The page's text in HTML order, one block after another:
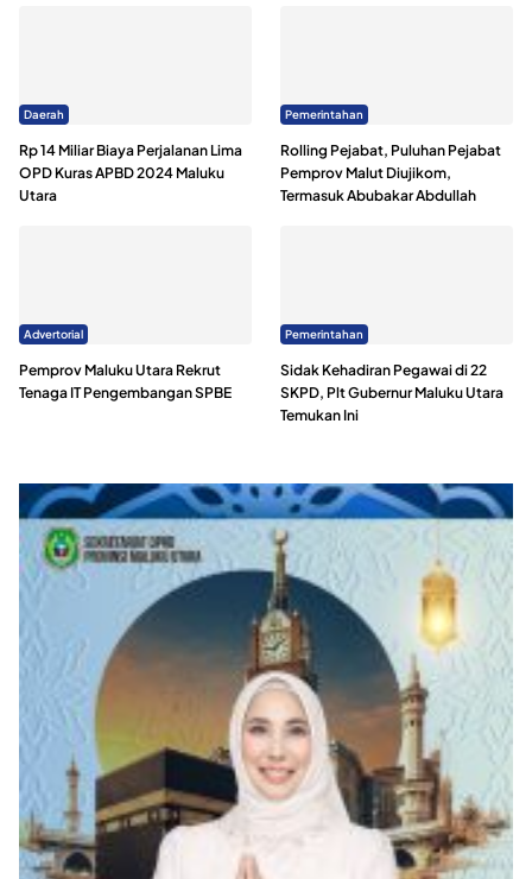
Daerah
Rp 14 Miliar Biaya Perjalanan Lima
OPD Kuras APBD 2024 Maluku
Utara
Pemerintahan
Rolling Pejabat, Puluhan Pejabat
Pemprov Malut Diujikom,
Termasuk Abubakar Abdullah
Advertorial
Pemprov Maluku Utara Rekrut
Tenaga IT Pengembangan SPBE
Pemerintahan
Sidak Kehadiran Pegawai di 22
SKPD, Plt Gubernur Maluku Utara
Temukan Ini